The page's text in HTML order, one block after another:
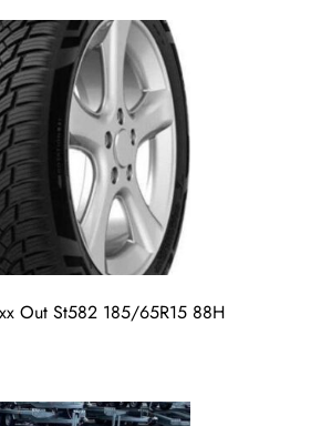
Out St582 185/65R15 88H